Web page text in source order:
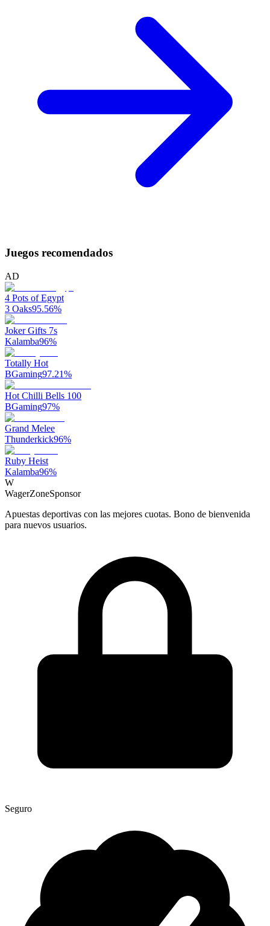
Juegos recomendados
AD
4 Pots of Egypt
3 Oaks95.56%
Joker Gifts 7s
Kalamba96%
Totally Hot
BGaming97.21%
Hot Chilli Bells 100
BGaming97%
Grand Melee
Thunderkick96%
Ruby Heist
Kalamba96%
W
WagerZoneSponsor
Apuestas deportivas con las mejores cuotas. Bono de bienvenida
para nuevos usuarios.
Seguro